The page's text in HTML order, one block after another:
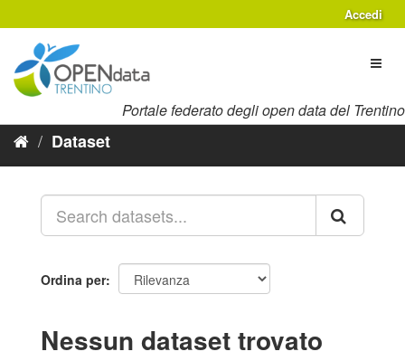
al
contenuto
Accedi
Portale federato degli open data del Trentino
Dataset
Ordina per
Nessun dataset trovato